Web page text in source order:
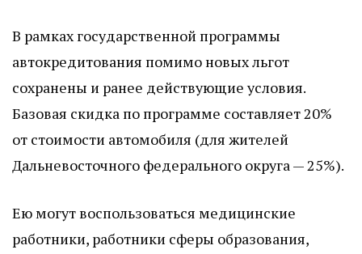
В рамках государственной программы
автокредитования помимо новых льгот
сохранены и ранее действующие условия.
Базовая скидка по программе составляет 20%
от стоимости автомобиля (для жителей
Дальневосточного федерального округа — 25%).
Ею могут воспользоваться медицинские
работники, работники сферы образования,